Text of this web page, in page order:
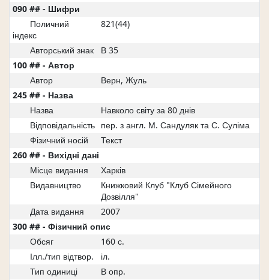
090 ## - Шифри
Поличний
індекс
821(44)
Авторський знак
В 35
100 ## - Автор
Автор
Верн, Жуль
245 ## - Назва
Назва
Навколо світу за 80 днів
Відповідальність пер. з англ. М. Сандуляк та С. Суліма
Фізичний носій
Текст
260 ## - Вихідні дані
Місце видання
Харків
Видавництво
Книжковий Клуб "Клуб Сімейного
Дозвілля"
Дата видання
2007
300 ## - Фізичний опис
Обсяг
160 с.
Ілл./тип відтвор.
іл.
Тип одиниці
В опр.